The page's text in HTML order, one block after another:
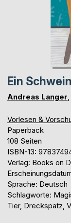
Ein
Andreas Langer,
Vorlesen &
Paperback
108 Seiten
ISBN-13:
Verlag: Books on
Sprache: Deutsch
Schlagworte:
Tier, Dreckspatz,